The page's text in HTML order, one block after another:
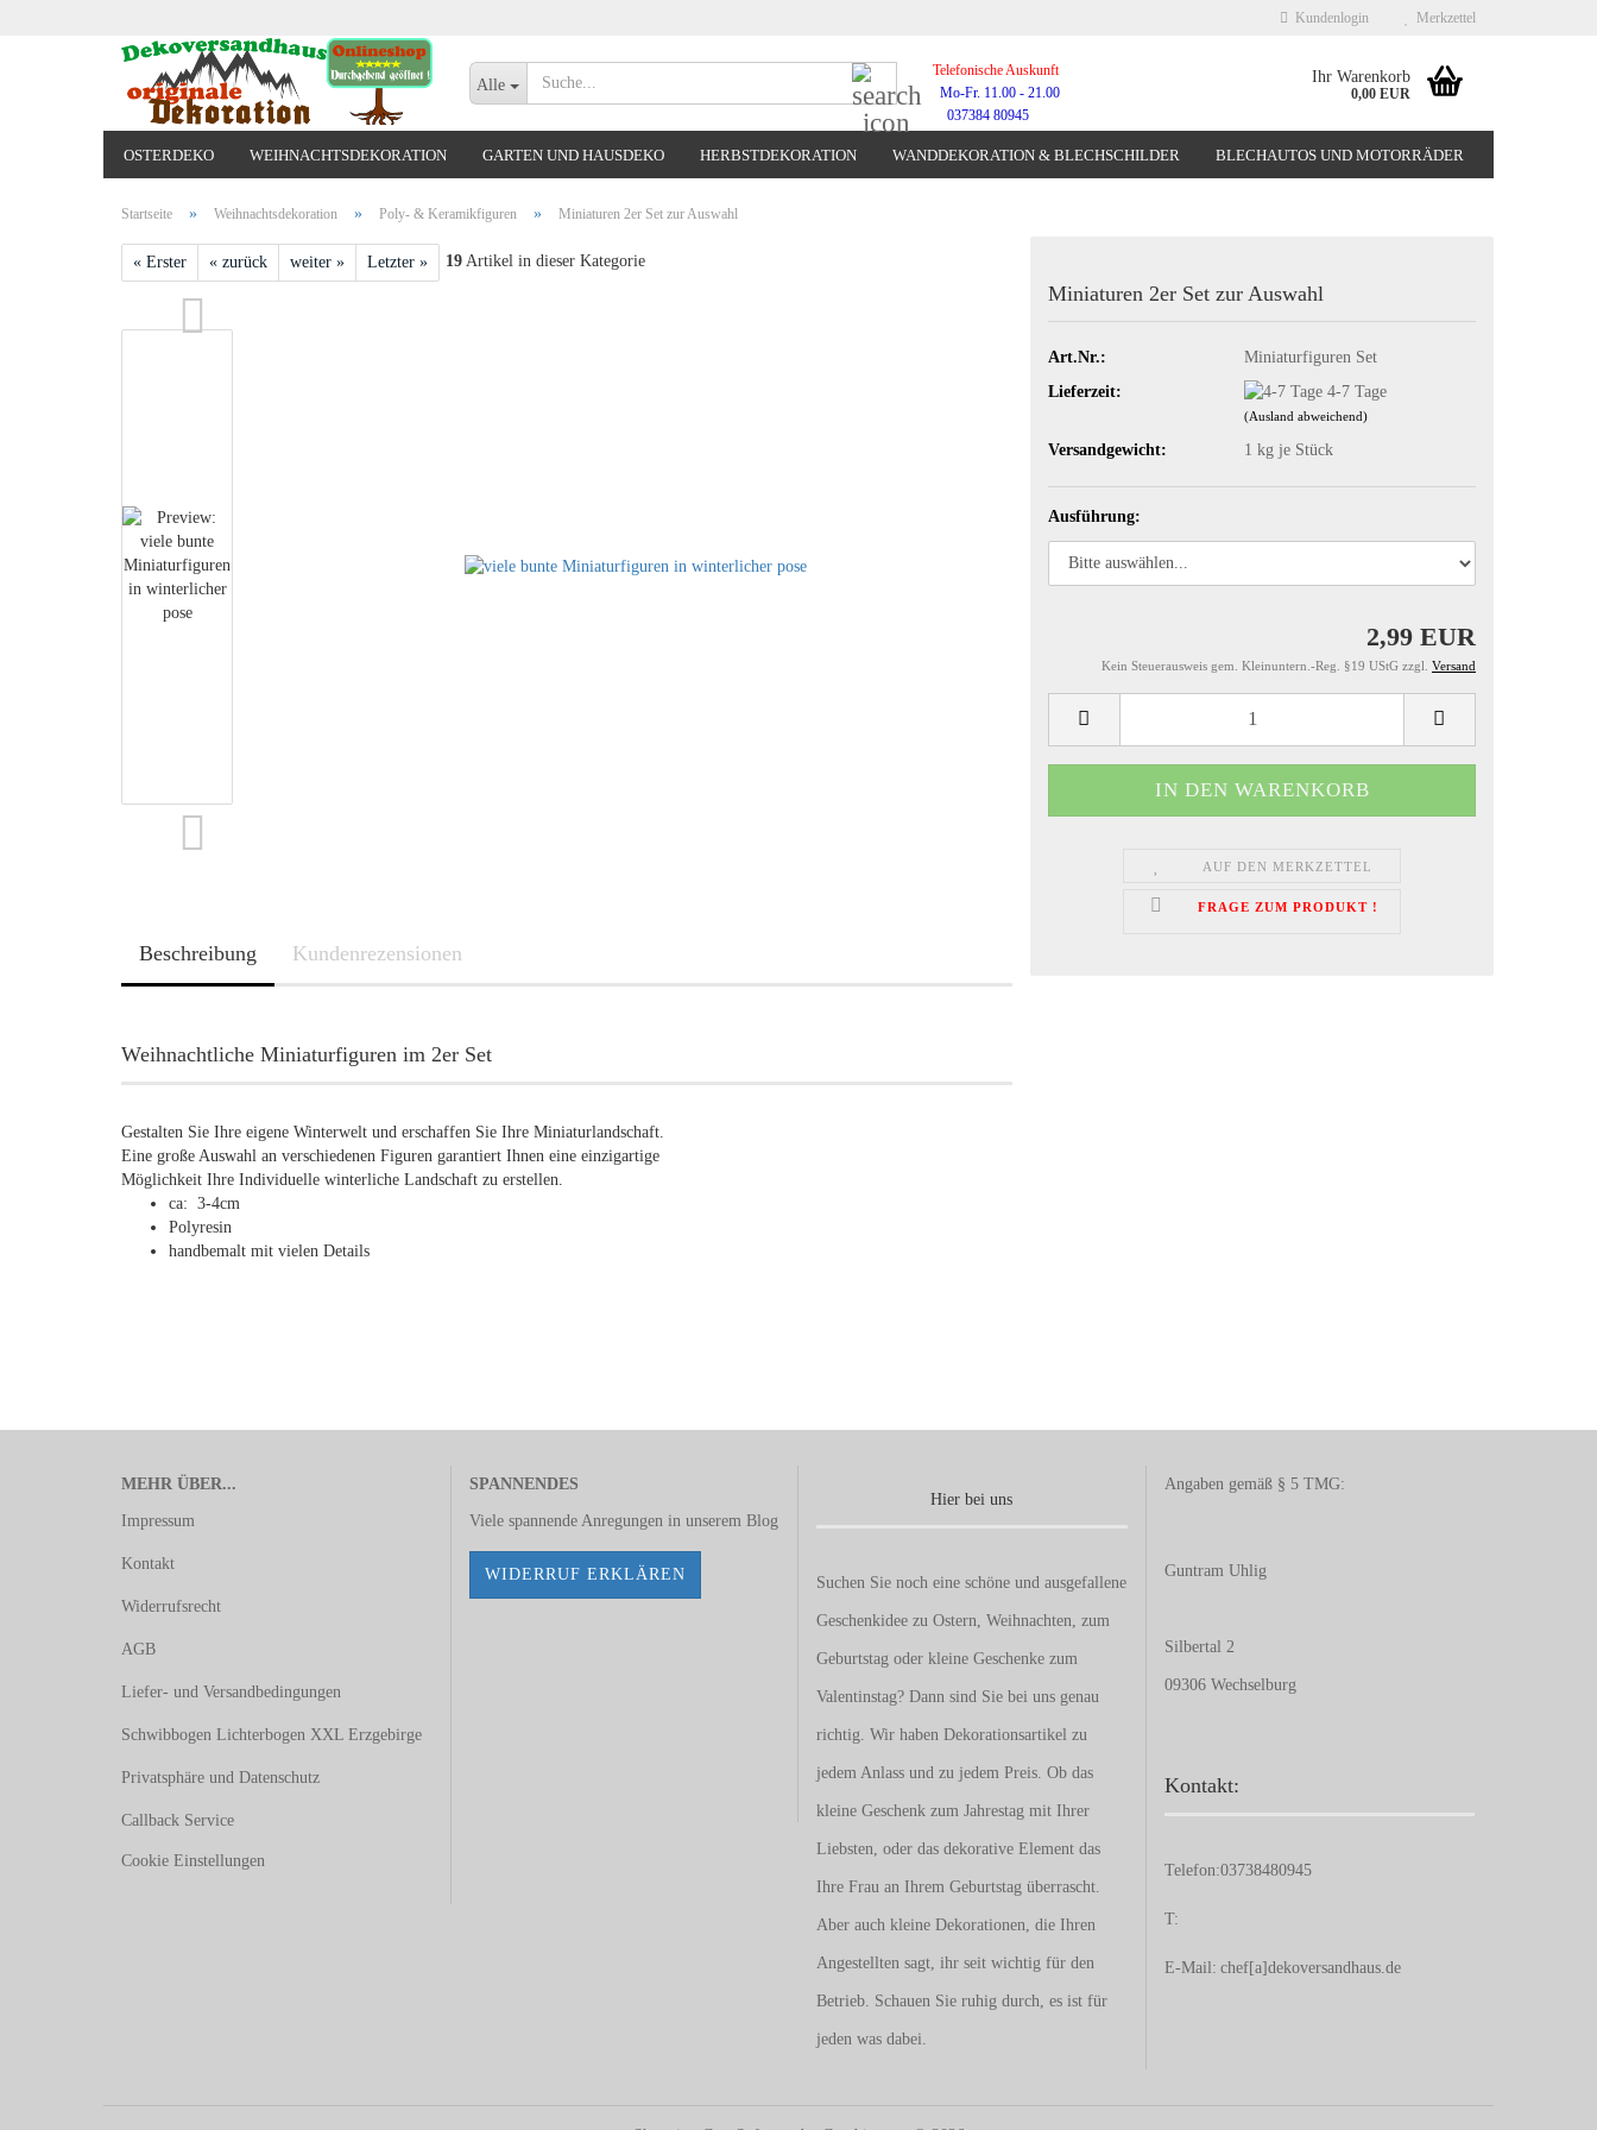
Kundenlogin Merkzettel
Alle
Suche...Telefonische Auskunft
Mo-Fr. 11.00 - 21.00
037384 80945
Ihr Warenkorb
0,00 EUR
OSTERDEKO WEIHNACHTSDEKORATION GARTEN UND HAUSDEKO HERBSTDEKORATION WANDDEKORATION & BLECHSCHILDER BLECHAUTOS UND MOTORRÄDER
Startseite » Weihnachtsdekoration » Poly- & Keramikfiguren » Miniaturen 2er Set zur Auswahl
« Erster « zurück weiter » Letzter » 19 Artikel in dieser Kategorie
Miniaturen 2er Set zur Auswahl
Art.Nr.:
Miniaturfiguren Set
Lieferzeit:
4-7 Tage
(Ausland abweichend)
Versandgewicht: 1 kg je Stück
Ausführung:
2,99 EUR
Kein Steuerausweis gem. Kleinuntern.-Reg. §19 UStG zzgl. Versand
AUF DEN MERKZETTEL
FRAGE ZUM PRODUKT !
Beschreibung Kundenrezensionen
Weihnachtliche Miniaturfiguren im 2er Set
Gestalten Sie Ihre eigene Winterwelt und erschaffen Sie Ihre Miniaturlandschaft.
Eine große Auswahl an verschiedenen Figuren garantiert Ihnen eine einzigartige
Möglichkeit Ihre Individuelle winterliche Landschaft zu erstellen.
ca: 3-4cm
Polyresin
handbemalt mit vielen Details
MEHR ÜBER...
Impressum
Kontakt
Widerrufsrecht
AGB
Liefer- und Versandbedingungen
Schwibbogen Lichterbogen XXL Erzgebirge
Privatsphäre und Datenschutz
Callback Service
Cookie Einstellungen
SPANNENDES
Viele spannende Anregungen in unserem Blog
WIDERRUF ERKLÄREN
Hier bei uns
Suchen Sie noch eine schöne und ausgefallene
Geschenkidee zu Ostern, Weihnachten, zum
Geburtstag oder kleine Geschenke zum
Valentinstag? Dann sind Sie bei uns genau
richtig. Wir haben Dekorationsartikel zu
jedem Anlass und zu jedem Preis. Ob das
kleine Geschenk zum Jahrestag mit Ihrer
Liebsten, oder das dekorative Element das
Ihre Frau an Ihrem Geburtstag überrascht.
Aber auch kleine Dekorationen, die Ihren
Angestellten sagt, ihr seit wichtig für den
Betrieb. Schauen Sie ruhig durch, es ist für
jeden was dabei.
Angaben gemäß § 5 TMG:
Guntram Uhlig
Silbertal 2
09306 Wechselburg
Kontakt:
Telefon:03738480945
T:
E-Mail: chef[a]dekoversandhaus.de